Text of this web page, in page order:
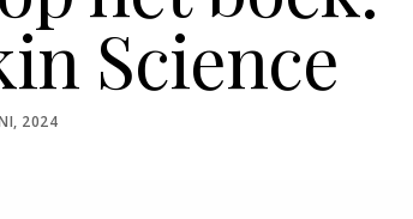
Science
2024